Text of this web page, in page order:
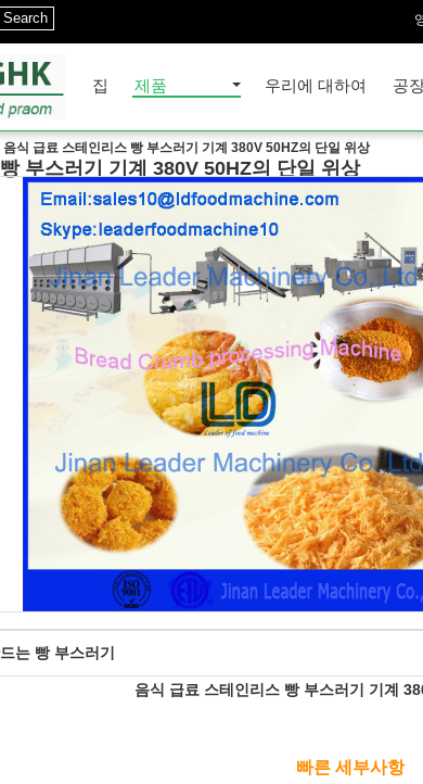
Search
집 제품 우리에 대하여 공
음식 급료 스테인리스 빵 부스러기 기계 380V 50HZ의 단일 위상
부스러기 기계 380V 50HZ의 단일 위상
는 빵 부스러기
음식 급료 스테인리스 빵 부스러기 기계
빠른 세부사항